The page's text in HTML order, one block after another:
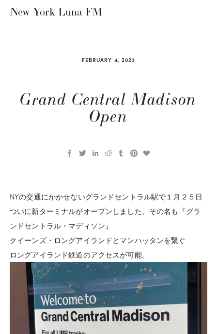
New York Luna FM
Grand Central Madison
Open
NYの交通にかかせないグランドセントラル駅で１月２５日
ついに新ターミナルがオープンしました。その名も『グラ
ンドセントラル・マディソン』
クイーンズ・ロングアイランドとマンハッタンを繋ぐ
ロングアイランド鉄道のアクセスが可能。
FEBRUARY 4, 2023